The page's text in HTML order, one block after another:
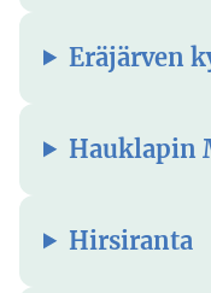
Eräjärven
Hauklapin
Hirsiranta